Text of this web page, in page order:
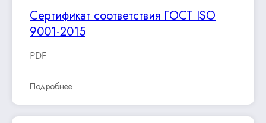
Сертификат соответствия ГОСТ ISO
9001-2015
PDF
Подробнее